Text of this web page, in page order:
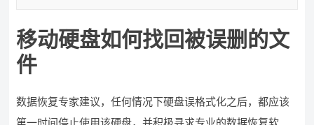
移动硬盘如何找回被误删的文
件
数据恢复专家建议，任何情况下硬盘误格式化之后，都应该
第一时间停止使用该硬盘，并积极寻求专业的数据恢复软